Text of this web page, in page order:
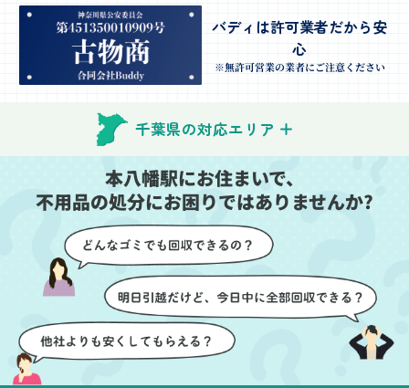
んが手際よく片付けてく
れたので、部屋が驚くほ
どスッキリしました。自
分では手が回らなかった
場所も含め、プロの力を
実感しました。
特に、物が散乱していた
部屋の整理や、細かなア
イテムの仕分けを迅速か
つ丁寧に対応していただ
けたのがありがたかった
です。家族それぞれが必
要なものを確認しながら
進めることができ、安心
感を持って作業をお任せ
できました。さらに、作
業終了後には部屋全体を
清掃していただき、まる
で新しい家のような清潔
感に感動しました。
きました。
当日は2名のスタッフが来
てくださり、作業の流れ
ちらも安心感を持って作
壁や床を傷つけないよう
に細心の注意を払ってい
ただき、家全体がスムー
ズに片付いていくのがと
ても嬉しかったです。作
業が終わった後には、こ
ちらからお願いしなくて
も部屋を簡単に清掃して
いただけたのも好印象で
した。
バディは許可業者だから安
心
※無許可営業の業者にご注意ください
千葉県の対応エリア
本八幡駅にお住まいで、
不用品の処分にお困りではありませんか?